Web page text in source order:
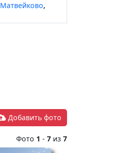
Матвейково,
Добавить фото
Фото 1 -7 из7